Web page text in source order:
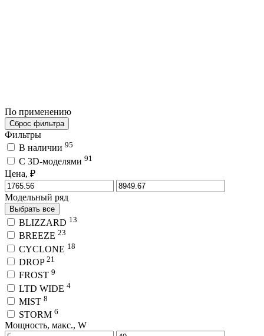
По применению
Сброс фильтра
Фильтры
В наличии 95
C 3D-моделями 91
Цена, ₽
Модельный ряд
Выбрать все
BLIZZARD 13
BREEZE 23
CYCLONE 18
DROP 21
FROST 9
LTD WIDE 4
MIST 8
STORM 6
Мощность, макс., W